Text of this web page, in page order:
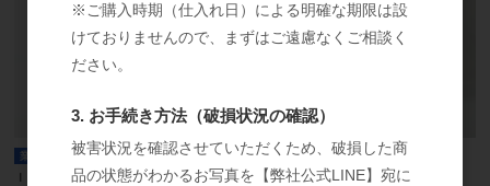
業務用 受注発注
ＩＣＲエステティックメソクリーム イ
業務用
スライドジェル ３ｋｇ
※ご購入時期（仕入れ日）による明確な期限は設
けておりませんので、まずはご遠慮なくご相談く
ださい。
3. お手続き方法（破損状況の確認）
被害状況を確認させていただくため、破損した商
品の状態がわかるお写真を【弊社公式LINE】宛に